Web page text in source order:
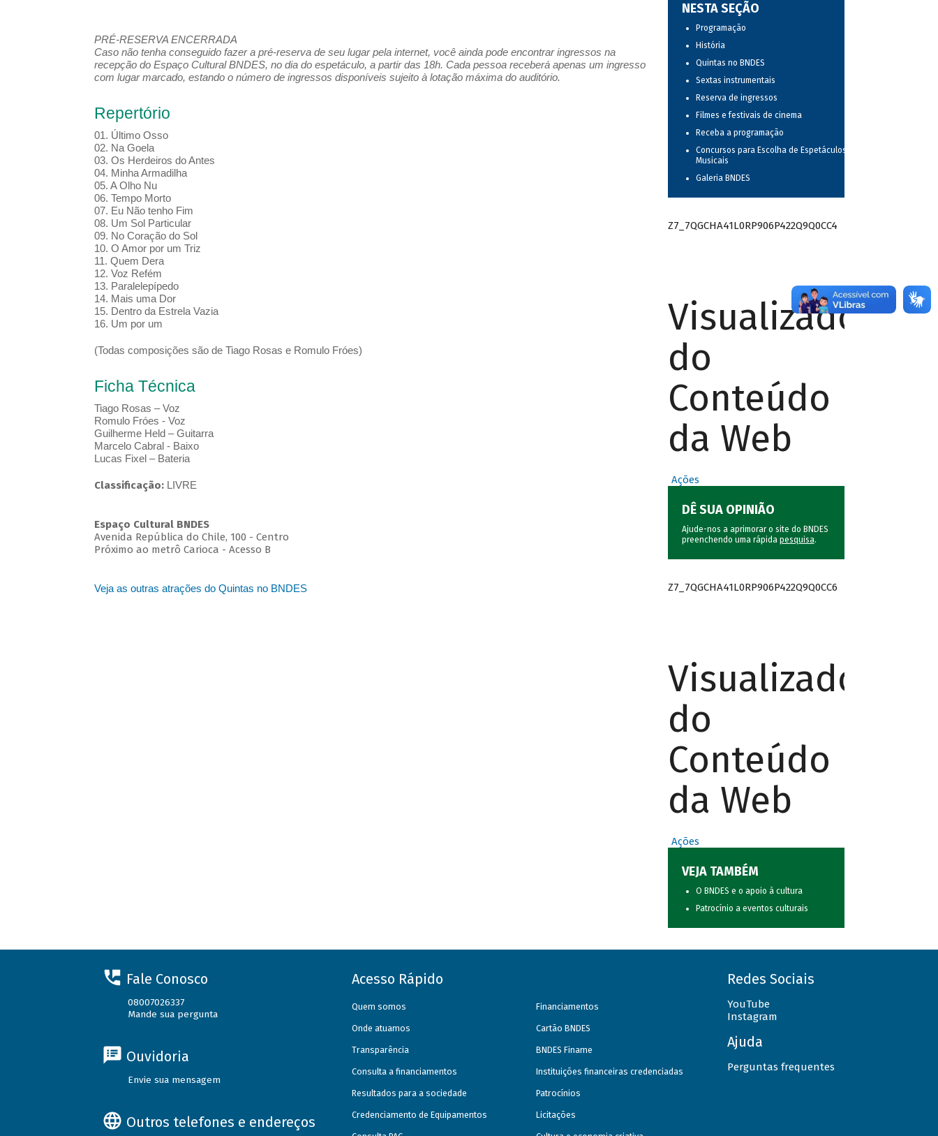
PRÉ-RESERVA ENCERRADA
Caso não tenha conseguido fazer a pré-reserva de seu lugar pela internet, você ainda pode encontrar ingressos na
recepção do Espaço Cultural BNDES, no dia do espetáculo, a partir das 18h. Cada pessoa receberá apenas um ingresso
com lugar marcado, estando o número de ingressos disponíveis sujeito à lotação máxima do auditório.
Repertório
01. Último Osso
02. Na Goela
03. Os Herdeiros do Antes
04. Minha Armadilha
05. A Olho Nu
06. Tempo Morto
07. Eu Não tenho Fim
08. Um Sol Particular
09. No Coração do Sol
10. O Amor por um Triz
11. Quem Dera
12. Voz Refém
13. Paralelepípedo
14. Mais uma Dor
15. Dentro da Estrela Vazia
16. Um por um
(Todas composições são de Tiago Rosas e Romulo Fróes)
Ficha Técnica
Tiago Rosas – Voz
Romulo Fróes - Voz
Guilherme Held – Guitarra
Marcelo Cabral - Baixo
Lucas Fixel – Bateria
Classificação: LIVRE
Espaço Cultural BNDES
Avenida República do Chile, 100 - Centro
Próximo ao metrô Carioca - Acesso B
Veja as outras atrações do Quintas no BNDES
NESTA SEÇÃO
Programação
História
Quintas no BNDES
Sextas instrumentais
Reserva de ingressos
Filmes e festivais de cinema
Receba a programação
Concursos para Escolha de Espetáculos
Musicais
Galeria BNDES
Z7_7QGCHA41L0RP906P422Q9Q0CC4
Visualizador
do
Conteúdo
da Web
Ações
DÊ SUA OPINIÃO
Ajude-nos a aprimorar o site do BNDES
preenchendo uma rápida pesquisa.
Z7_7QGCHA41L0RP906P422Q9Q0CC6
Visualizador
do
Conteúdo
da Web
Ações
VEJA TAMBÉM
O BNDES e o apoio à cultura
Patrocínio a eventos culturais
Fale Conosco
08007026337
Mande sua pergunta
Ouvidoria
Envie sua mensagem
Outros telefones e endereços
Acesso Rápido
Quem somos
Onde atuamos
Transparência
Consulta a financiamentos
Resultados para a sociedade
Credenciamento de Equipamentos
Financiamentos
Cartão BNDES
BNDES Finame
Instituições financeiras credenciadas
Patrocínios
Licitações
Redes Sociais
YouTube
Instagram
Ajuda
Perguntas frequentes